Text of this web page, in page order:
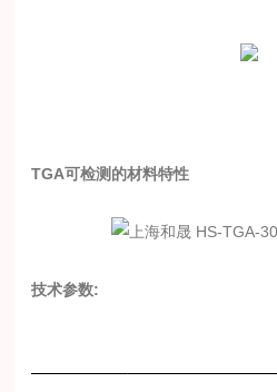
TGA可检测的材料特性
技术参数: